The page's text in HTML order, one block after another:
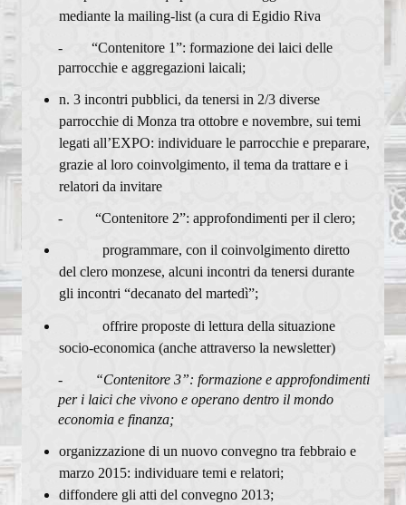
I primi anni
Archivio recente
Programma dell'anno 2025/26
mediante la mailing-list (a cura di Egidio Riva
- “Contenitore 1”: formazione dei laici delle
parrocchie e aggregazioni laicali;
n. 3 incontri pubblici, da tenersi in 2/3 diverse
parrocchie di Monza tra ottobre e novembre, sui temi
legati all’EXPO: individuare le parrocchie e preparare,
grazie al loro coinvolgimento, il tema da trattare e i
relatori da invitare
- “Contenitore 2”: approfondimenti per il clero;
programmare, con il coinvolgimento diretto
del clero monzese, alcuni incontri da tenersi durante
gli incontri “decanato del martedì”;
offrire proposte di lettura della situazione
socio-economica (anche attraverso la newsletter)
-
“Contenitore 3”: formazione e approfondimenti
per i laici che vivono e operano dentro il mondo
economia e finanza;
organizzazione di un nuovo convegno tra febbraio e
marzo 2015: individuare temi e relatori;
diffondere gli atti del convegno 2013;